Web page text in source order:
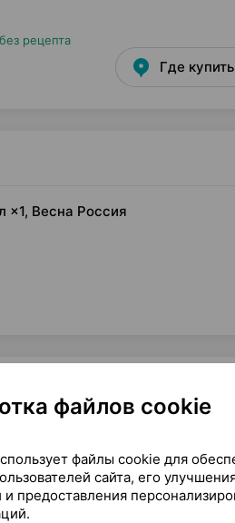
без рецепта
Где купить
Весна Россия
Весна Россия
файлов cookie
файлы cookie для
сайта, его
и предоставления